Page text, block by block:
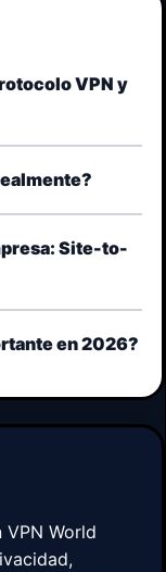
VPN y
Site-to-
en 2026?
VPN World